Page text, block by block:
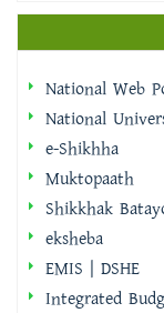
National Web
National
e-Shikhha
Muktopaath
Shikkhak
eksheba
EMIS | DSHE
Integrated